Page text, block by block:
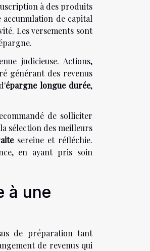
à des produits
de capital
Les versements sont
judicieuse. Actions,
générant des revenus
épargne longue durée,
de solliciter
sélection des meilleurs
sereine et réfléchie.
en ayant pris soin
à une
de préparation tant
de revenus qui